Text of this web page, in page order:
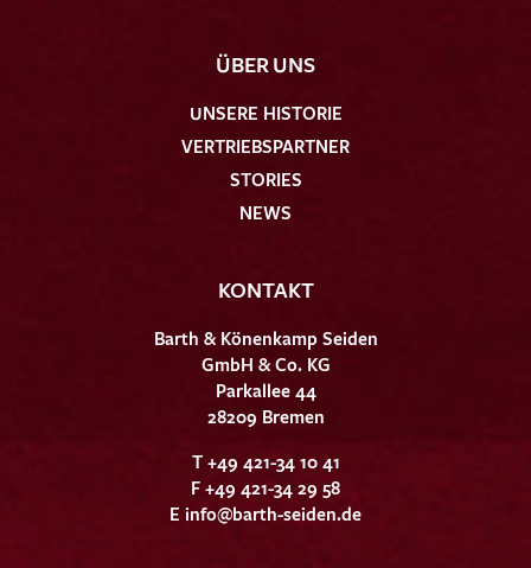
ÜBER UNS
UNSERE HISTORIE
VERTRIEBSPARTNER
STORIES
NEWS
KONTAKT
Barth & Könenkamp Seiden
GmbH & Co. KG
Parkallee 44
28209 Bremen
T +49 421-34 10 41
F +49 421-34 29 58
E info@barth-seiden.de